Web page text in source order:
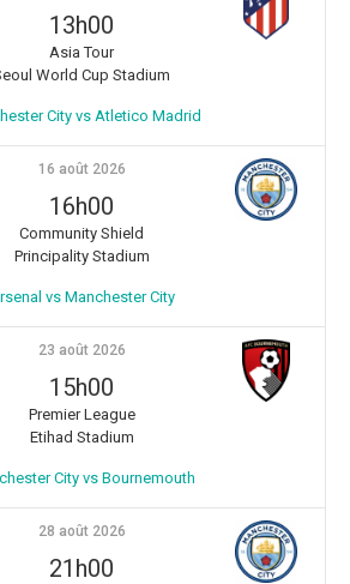
13h00
Asia Tour
World Cup Stadium
City vs Atletico Madrid
16 août 2026
16h00
Community Shield
Principality Stadium
vs Manchester City
23 août 2026
15h00
Premier League
Etihad Stadium
City vs Bournemouth
28 août 2026
21h00